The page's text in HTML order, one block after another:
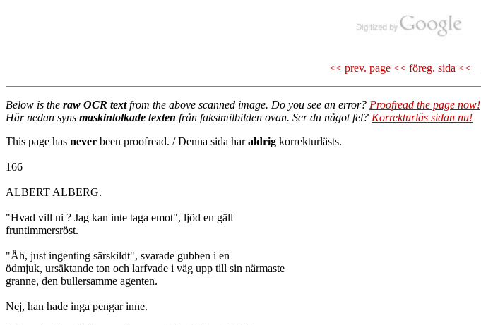
<< prev. page << föreg. sida <<
Below is the raw OCR textfrom the above scanned image. Do you see an error? Proofread the page now!
Här nedan syns maskintolkade texten från faksimilbilden ovan. Ser du något fel? Korrekturläs sidan nu!
This page has never been proofread. / Denna sida haraldrig korrekturlästs.
166
ALBERT ALBERG.
"Hvad vill ni ? Jag kan inte taga emot", ljöd en gäll
fruntimmersröst.
"Åh, just ingenting särskildt", svarade gubben i en
ödmjuk, ursäktande ton och larfvade i väg upp till sin närmaste
granne, den bullersamme agenten.
Nej, han hade inga pengar inne.